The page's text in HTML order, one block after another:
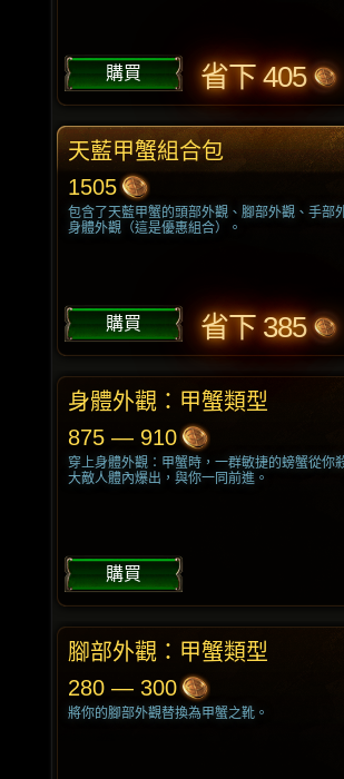
購買 省下 405
天藍甲蟹組合包
1505
包含了天藍甲蟹的頭部外觀、腳部外觀、手部
身體外觀（這是優惠組合）。
購買 省下 385
身體外觀：甲蟹類型
875 — 910
穿上身體外觀：甲蟹時，一群敏捷的螃蟹從你
大敵人體內爆出，與你一同前進。
購買
腳部外觀：甲蟹類型
280 — 300
將你的腳部外觀替換為甲蟹之靴。